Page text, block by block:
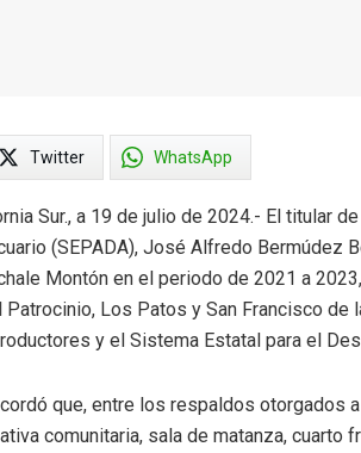
Twitter WhatsApp
Sur., a 19 de julio de 2024.- El titular
(SEPADA), José Alfredo Bermúdez
Montón en el periodo de 2021 a
Patrocinio, Los Patos y San Francisco de
y el Sistema Estatal para el
que, entre los respaldos otorgados
comunitaria, sala de matanza, cuarto